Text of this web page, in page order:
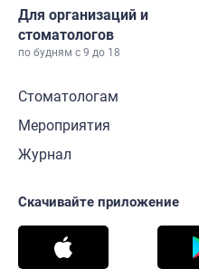
Для организаций и
стоматологов
по будням с 9 до 18
Стоматологам
Мероприятия
Журнал
Скачивайте приложение